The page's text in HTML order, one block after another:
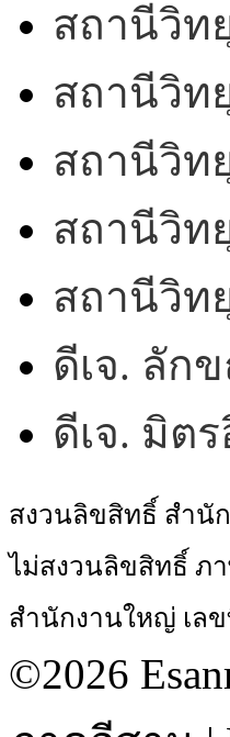
สถานีวิท
สถานีวิท
สถานีวิท
สถานีวิท
สถานีวิท
ดีเจ. ลัก
ดีเจ. มิต
สงวนลิขสิทธิ์ สำนั
ไม่สงวนลิขสิทธิ์
สำนักงานใหญ่ เลข
©2026